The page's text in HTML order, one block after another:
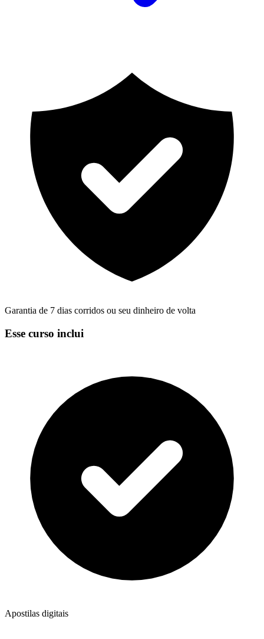
Garantia de 7 dias corridos ou seu dinheiro de volta
Esse curso inclui
Apostilas digitais